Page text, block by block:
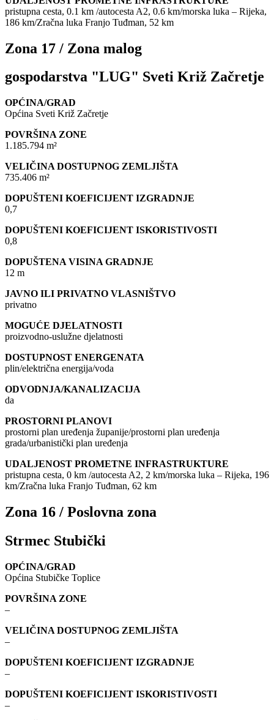
pristupna cesta, 0.1 km /autocesta A2, 0.6 km/morska luka – Rijeka,
186 km/Zračna luka Franjo Tuđman, 52 km
Zona 17 / Zona malog
gospodarstva "LUG" Sveti Križ Začretje
OPĆINA/GRAD
Općina Sveti Križ Začretje
POVRŠINA ZONE
1.185.794 m²
VELIČINA DOSTUPNOG ZEMLJIŠTA
735.406 m²
DOPUŠTENI KOEFICIJENT IZGRADNJE
0,7
DOPUŠTENI KOEFICIJENT ISKORISTIVOSTI
0,8
DOPUŠTENA VISINA GRADNJE
12 m
JAVNO ILI PRIVATNO VLASNIŠTVO
privatno
MOGUĆE DJELATNOSTI
proizvodno-uslužne djelatnosti
DOSTUPNOST ENERGENATA
plin/električna energija/voda
ODVODNJA/KANALIZACIJA
da
PROSTORNI PLANOVI
prostorni plan uređenja županije/prostorni plan uređenja
grada/urbanistički plan uređenja
UDALJENOST PROMETNE INFRASTRUKTURE
pristupna cesta, 0 km /autocesta A2, 2 km/morska luka – Rijeka, 196
km/Zračna luka Franjo Tuđman, 62 km
Zona 16 / Poslovna zona
Strmec Stubički
OPĆINA/GRAD
Općina Stubičke Toplice
POVRŠINA ZONE
–
VELIČINA DOSTUPNOG ZEMLJIŠTA
–
DOPUŠTENI KOEFICIJENT IZGRADNJE
–
DOPUŠTENI KOEFICIJENT ISKORISTIVOSTI
–